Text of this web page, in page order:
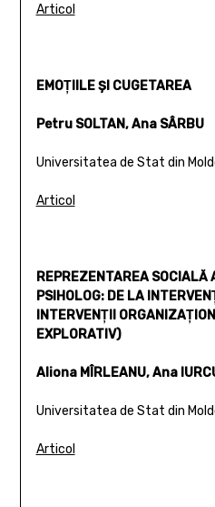
Articol
EMOŢIILE ŞI CUGETAREA
Petru SOLTAN, Ana SÂRBU
Universitatea de Stat din
Articol
REPREZENTAREA SOCIALĂ
PSIHOLOG: DE LA
INTERVENŢII
EXPLORATIV)
Aliona MÎRLEANU, Ana
Universitatea de Stat din
Articol